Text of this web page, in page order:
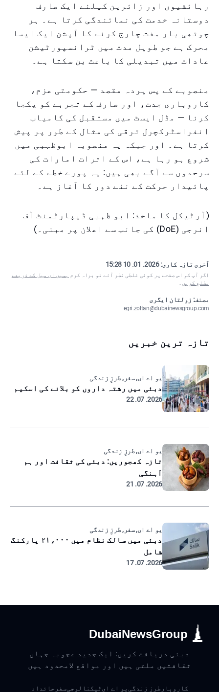
رہائشیوں اور زائرین کیلئے ایک صارف
دوستانہ خدمت کی نمائندگی کرتا ہے۔ ہر
چوتھی بار مفت چارج کرنے کا آپشن ایک ایسا
محرک ہے جو طویل مدت میں ٹرانسپورٹیشن
عادات میں تبدیلی کا باعث بن سکتا ہے۔
منصوبے کے پس پردہ مقصد — حکومتی عزم،
کاروباری جدت، اور صارف کے تجربے کو یکجا
کرنا — مڈل ایسٹ میں مستقبل کی کامیاب
انفراسٹرکچرل ترقی کی مثال کے طور پر پیش
کرتا ہے۔ اور جبکہ یہ منصوبہ ابوظہبی میں
شروع ہو رہا ہے، اس کے اثرات امارات کی
سرحدوں سے آگے بھی ہیں: یہ پورے خطے کے لئے
پائیدار حرکت کے نئے دور کا آغاز ہے۔
(آرٹیکل کا ماخذ: ابو ظہبی ڈیپارٹمنٹ آف
انرجی (DoE) کی جانب سے اعلان پر مبنی۔)
آخری تازہ کاری:2026. 01. 10 15:28
اگر آپ کو اس صفحے پر کوئی غلطی نظر آئے تو براہ کرم ہمیں ای میل کے ذریعے
مطلع کریں ۔
مصنف: زولتان ایگری
egri.zoltan@dubainewsgroup.com
تازہ ترین خبریں
یو اے ای, سفر, طرزِ زندگی
دبئی میں رشتہ داروں کو بلانے کی اسکیم
2026. 07. 22
یو اے ای, طرزِ زندگی
تازہ کھجوریں: دبئی کی ثقافت اور ہم
آہنگی
2026. 07. 21
یو اے ای, سفر, طرزِ زندگی
دبئی میں سالک نظام میں ۲۱،۰۰۰ پارکنگ
شامل
2026. 07. 17
DubaiNewsGroup
دبئی دریافت کریں: ایک جدید عجوبہ جہاں
ثقافتیں ملتی ہیں اور مواقع لامحدود ہیں
کاروبار طرزِ زندگی یو اے ایٹیکنالوجیسفر جائداد